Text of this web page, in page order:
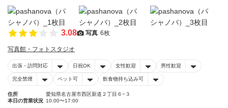
3.08 写真 6枚
写真館・フォトスタジオ
出張・訪問対応 日祝OK 女性歓迎 男性歓迎
完全禁煙 ペット可 飲食物持ち込み可
住所
愛知県名古屋市西区新道２丁目６−３
本日の営業状況 10:00〜17:00